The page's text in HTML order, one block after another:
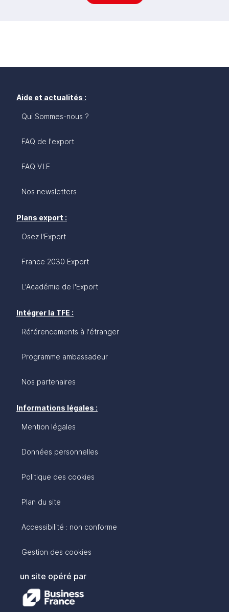
Aide et actualités :
Qui Sommes-nous ?
FAQ de l'export
FAQ V.I.E
Nos newsletters
Plans export :
Osez l'Export
France 2030 Export
L'Académie de l'Export
Intégrer la TFE :
Référencements à l'étranger
Programme ambassadeur
Nos partenaires
Informations légales :
Mention légales
Données personnelles
Politique des cookies
Plan du site
Accessibilité : non conforme
Gestion des cookies
un site opéré par